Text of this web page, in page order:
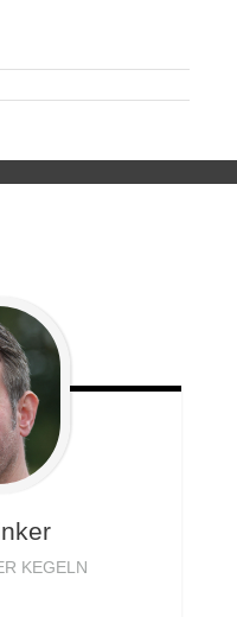
KEGELN